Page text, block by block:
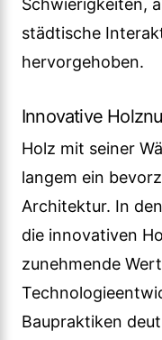
Schwierigkeiten,
städtische
hervorgehoben.
Innovative
Holz mit seiner
langem ein
Architektur. In
die innovativen
zunehmende
Baupraktiken